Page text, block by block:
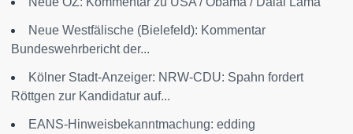
Neue Westfälische (Bielefeld): Kommentar
Bundeswehrbericht der...
Kölner Stadt-Anzeiger: NRW-CDU: Spahn fordert
Röttgen zur Kandidatur auf...
EANS-Hinweisbekanntmachung: edding